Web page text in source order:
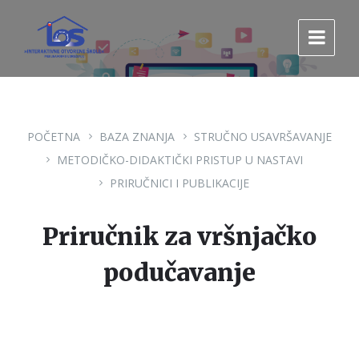
sadržaj
glavnu
navigaciju.
POČETNA BAZA ZNANJA
STRUČNO USAVRŠAVANJE
METODIČKO-DIDAKTIČKI PRISTUP U NASTAVI
PRIRUČNICI I PUBLIKACIJE
Priručnik za vršnjačko
podučavanje